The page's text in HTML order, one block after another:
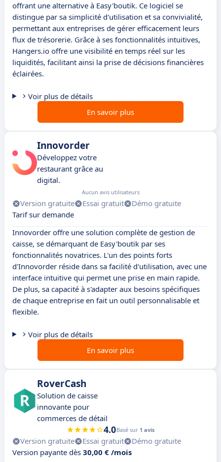
offrant une alternative à Easy'boutik. Ce logiciel se
distingue par sa simplicité d'utilisation et sa convivialité,
permettant aux entreprises de gérer efficacement leurs
flux de trésorerie. Grâce à ses fonctionnalités intuitives,
Hangers.io offre une visibilité en temps réel sur les
liquidités, facilitant ainsi la prise de décisions financières
éclairées.
Voir plus de détails
En savoir plus
Innovorder
Développez votre
restaurant grâce au
digital.
Aucun avis utilisateurs
Version gratuite Essai gratuit
Démo gratuite
Tarif sur demande
Innovorder offre une solution complète de gestion de
caisse, se démarquant de Easy'boutik par ses
fonctionnalités novatrices. L'un des points forts
d'Innovorder réside dans sa facilité d'utilisation, avec une
interface intuitive qui permet une prise en main rapide.
De plus, sa capacité à s'adapter aux besoins spécifiques
de chaque entreprise en fait un outil personnalisable et
flexible.
Voir plus de détails
En savoir plus
RoverCash
Solution de caisse
innovante pour
commerces de détail
4.0Basé sur 1 avis
Version gratuite Essai gratuit
Démo gratuite
Version payante dès 30,00 € /mois